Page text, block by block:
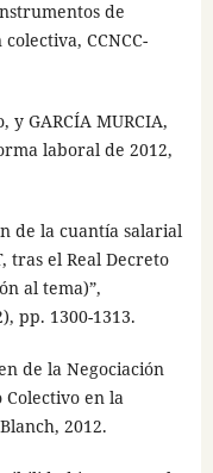
de
CCNCC-
y GARCÍA MURCIA,
laboral de 2012,
de la cuantía salarial
tras el Real Decreto
al tema)”,
pp. 1300-1313.
de la Negociación
en la
2012.